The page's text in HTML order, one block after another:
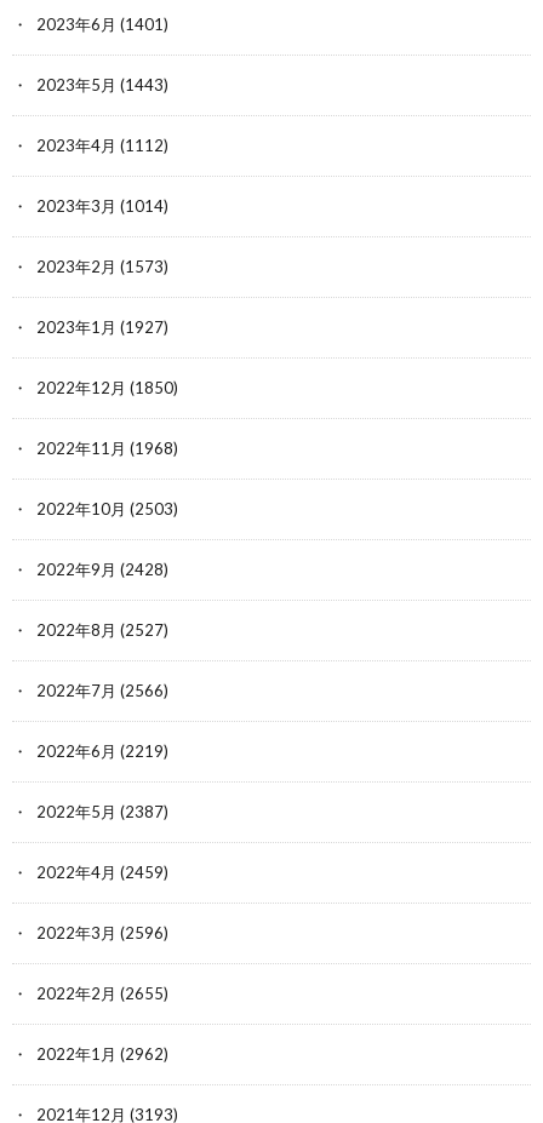
2023年6月 (1401)
2023年5月 (1443)
2023年4月 (1112)
2023年3月 (1014)
2023年2月 (1573)
2023年1月 (1927)
2022年12月 (1850)
2022年11月 (1968)
2022年10月 (2503)
2022年9月 (2428)
2022年8月 (2527)
2022年7月 (2566)
2022年6月 (2219)
2022年5月 (2387)
2022年4月 (2459)
2022年3月 (2596)
2022年2月 (2655)
2022年1月 (2962)
2021年12月 (3193)